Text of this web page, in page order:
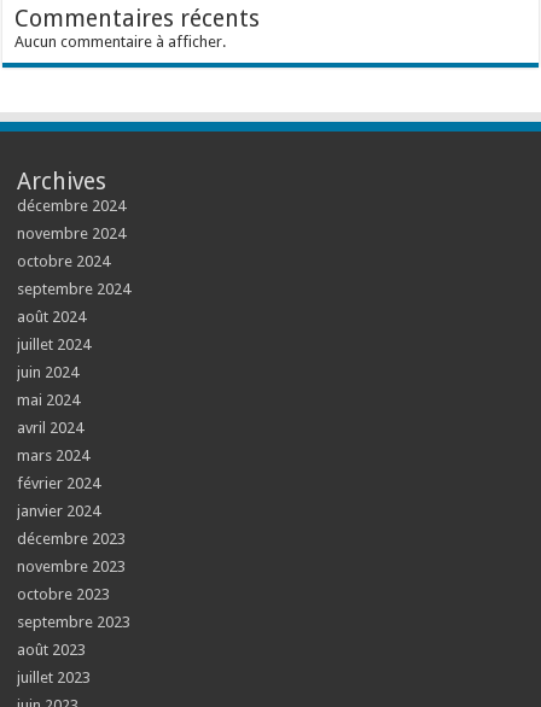
Commentaires récents
Aucun commentaire à afficher.
Archives
décembre 2024
novembre 2024
octobre 2024
septembre 2024
août 2024
juillet 2024
juin 2024
mai 2024
avril 2024
mars 2024
février 2024
janvier 2024
décembre 2023
novembre 2023
octobre 2023
septembre 2023
août 2023
juillet 2023